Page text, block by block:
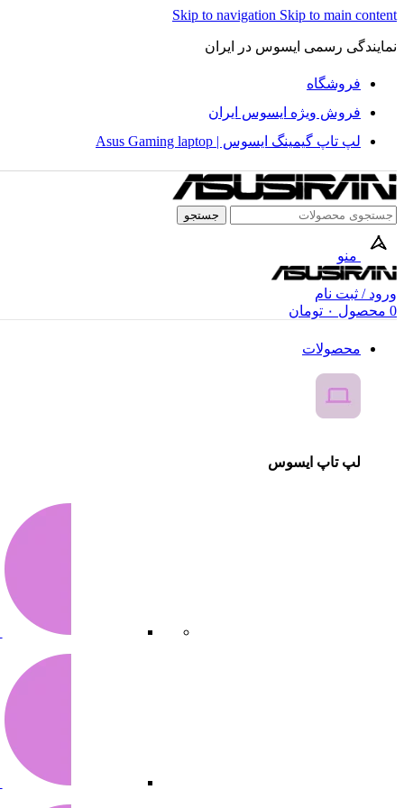
Skip to navigation Skip to main content
نمایندگی رسمی ایسوس در ایران
فروشگاه
فروش ویژه ایسوس ایران
لپ تاپ گیمینگ ایسوس | Asus Gaming laptop
جستجو
منو
ورود / ثبت نام
0 محصول ۰ تومان
محصولات
لپ تاپ ایسوس